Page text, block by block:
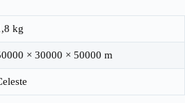
kg
× 30000 × 50000 m